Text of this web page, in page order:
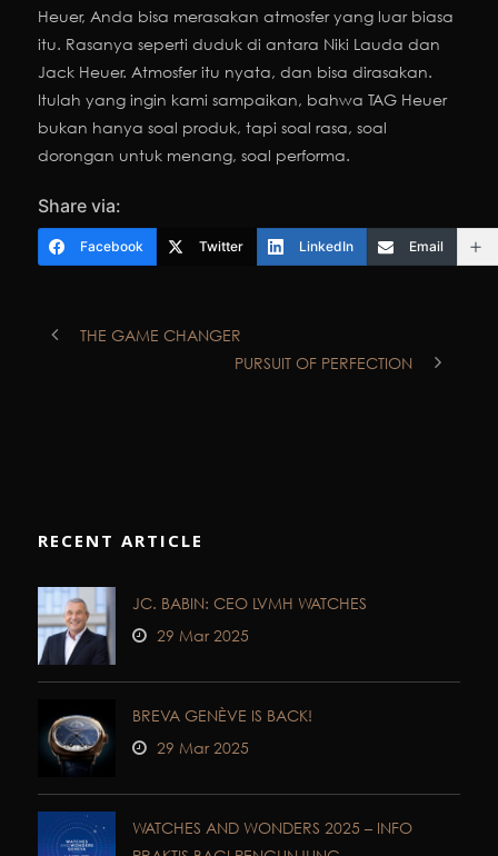
Heuer, Anda bisa merasakan atmosfer yang luar biasa
itu. Rasanya seperti duduk di antara Niki Lauda dan
Jack Heuer. Atmosfer itu nyata, dan bisa dirasakan.
Itulah yang ingin kami sampaikan, bahwa TAG Heuer
bukan hanya soal produk, tapi soal rasa, soal
dorongan untuk menang, soal performa.
Share via:
Facebook Twitter LinkedIn Email
THE GAME CHANGER
PURSUIT OF PERFECTION
RECENT ARTICLE
JC. BABIN: CEO LVMH WATCHES
29 Mar 2025
BREVA GENÈVE IS BACK!
29 Mar 2025
WATCHES AND WONDERS 2025 – INFO